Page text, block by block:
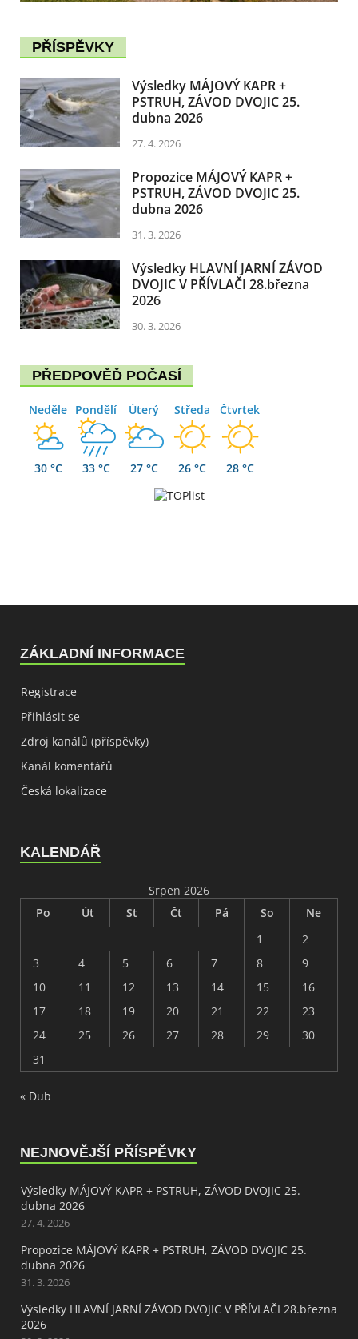
PŘÍSPĚVKY
Výsledky MÁJOVÝ KAPR +
PSTRUH, ZÁVOD DVOJIC 25.
dubna 2026
27. 4. 2026
Propozice MÁJOVÝ KAPR +
PSTRUH, ZÁVOD DVOJIC 25.
dubna 2026
31. 3. 2026
Výsledky HLAVNÍ JARNÍ ZÁVOD
DVOJIC V PŘÍVLAČI 28.března
2026
30. 3. 2026
PŘEDPOVĚĎ POČASÍ
Neděle
30 °C
Pondělí
33 °C
Úterý
27 °C
Středa
26 °C
Čtvrtek
28 °C
ZÁKLADNÍ INFORMACE
Registrace
Přihlásit se
Zdroj kanálů (příspěvky)
Kanál komentářů
Česká lokalizace
KALENDÁŘ
Srpen 2026
Po
Út St Čt Pá So
Ne
1
2
3
4 5 6 7 8
9
10
11 12 13 14 15
16
17
18 19 20 21 22
23
24
25 26 27 28 29
30
31
« Dub
NEJNOVĚJŠÍ PŘÍSPĚVKY
Výsledky MÁJOVÝ KAPR + PSTRUH, ZÁVOD DVOJIC 25.
dubna 2026
27. 4. 2026
Propozice MÁJOVÝ KAPR + PSTRUH, ZÁVOD DVOJIC 25.
dubna 2026
31. 3. 2026
Výsledky HLAVNÍ JARNÍ ZÁVOD DVOJIC V PŘÍVLAČI 28.března
2026